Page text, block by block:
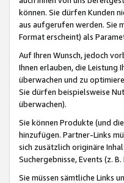
können. Sie dürfen Kunden
aus aufgerufen werden. Sie
Format erscheint) als
Auf Ihren Wunsch, jedoch
Ihnen erlauben, die Leistung
überwachen und zu
Sie dürfen beispielsweise
überwachen).
Sie können Produkte (und
hinzufügen. Partner-Links
sich zusätzlich originäre
Suchergebnisse, Events (z.
Sie müssen sämtliche Links